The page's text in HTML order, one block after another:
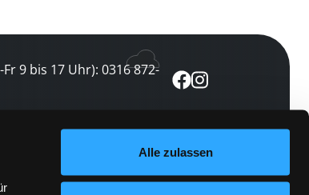
Alle zulassen
9 bis 17 Uhr): 0316 872-
abonnieren
verpassen